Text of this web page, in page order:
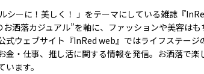
ルシーに！美しく！ 」をテーマにしている雑誌『
お洒落カジュアル”を軸に、ファッションや美容は
式ウェブサイト『InRed web』ではライフステージ
金・仕事、推し活に関する情報を発信。お洒落で楽
います。